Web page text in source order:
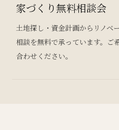
家づくり無料相談会
土地探し・資金計画からリノベ
相談を無料で承っています。ご
合わせください。